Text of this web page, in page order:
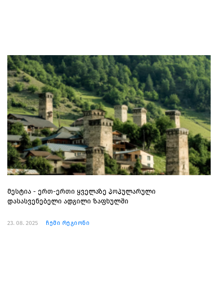
მესტია - ერთ-ერთი ყველაზე პოპულარული
დასასვენებელი ადგილი ზაფხულში
23. 08. 2025 ჩემი რეგიონი